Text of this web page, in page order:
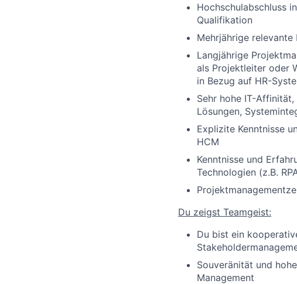
Hochschulabschluss
Qualifikation
Mehrjährige
Langjährige
als Projektleiter oder
in Bezug auf HR-
Sehr hohe IT-
Lösungen,
Explizite Kenntnisse
HCM
Kenntnisse und
Technologien (z.B.
Du zeigst Teamgeist:
Du bist ein
Souveränität und
Management